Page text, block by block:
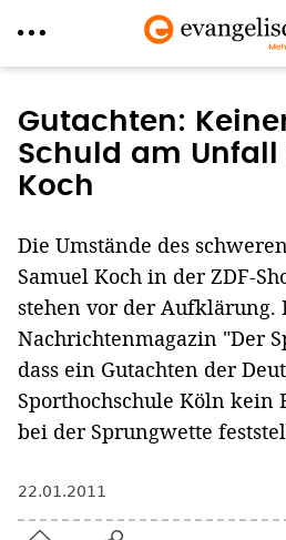
zum
Inhalt
Gutachten:
Schuld am Unfall
Koch
Die Umstände des
Samuel Koch in der ZDF-
stehen vor der Aufklärung.
Nachrichtenmagazin "Der
dass ein Gutachten der
Sporthochschule Köln kein
bei der Sprungwette
22.01.2011